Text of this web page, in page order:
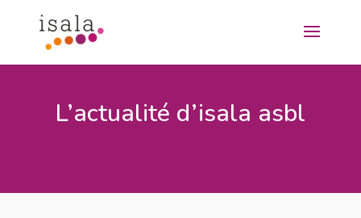
L’actualité d’isala asbl